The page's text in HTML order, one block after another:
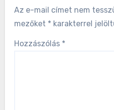
Az e-mail címet nem
mezőket * karakterrel
Hozzászólás *